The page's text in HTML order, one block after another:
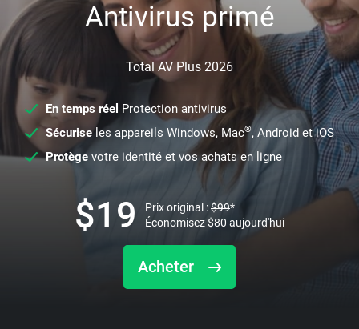
Antivirus primé
Total AV Plus 2026
En temps réel Protection antivirus
Sécuriseles appareils Windows, Mac®, Android et iOS
Protège votre identité et vos achats en ligne
Acheter
$19 Prix original :$99*
Économisez$80 aujourd'hui